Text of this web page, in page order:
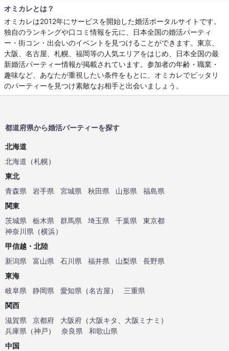
オミカレとは？
オミカレは2012年にサービスを開始した婚活ポータルサイトです。
独自のランキングや口コミ情報を元に、日本全国の婚活パーティ
ー・街コン・出会いのイベントを見つけることができます。東京、
大阪、名古屋、札幌、福岡等の人気エリアをはじめ、日本全国の最
新婚活パーティー情報が掲載されています。参加者の年齢・職業・
趣味など、あなたが重視したい条件をもとに、オミカレでピッタリ
のパーティーを見つけ素敵なお相手と出会いましょう。
都道府県から婚活パーティーを探す
北海道
北海道 （札幌）
東北
青森県
岩手県 宮城県 秋田県 山形県
福島県
関東
茨城県
栃木県 群馬県 埼玉県 千葉県
東京都
神奈川県 （横浜）
甲信越・北陸
新潟県
富山県 石川県 福井県 山梨県
長野県
東海
岐阜県
静岡県 愛知県 （名古屋）
三重県
関西
滋賀県
京都府 大阪府 （大阪キタ 大阪ミナミ ）
兵庫県 （神戸） 奈良県
和歌山県
中国